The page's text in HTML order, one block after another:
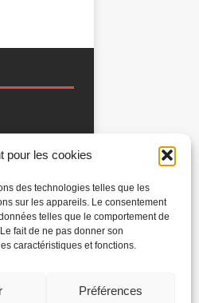
pour les cookies
des technologies telles que les
sur les appareils. Le consentement
telles que le comportement de
fait de ne pas donner son
caractéristiques et fonctions.
Préférences